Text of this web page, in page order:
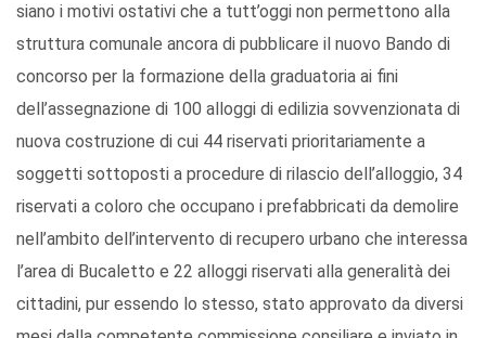
siano i motivi ostativi che a tutt’oggi non permettono alla
struttura comunale ancora di pubblicare il nuovo Bando di
concorso per la formazione della graduatoria ai fini
dell’assegnazione di 100 alloggi di edilizia sovvenzionata di
nuova costruzione di cui 44 riservati prioritariamente a
soggetti sottoposti a procedure di rilascio dell’alloggio, 34
riservati a coloro che occupano i prefabbricati da demolire
nell’ambito dell’intervento di recupero urbano che interessa
l’area di Bucaletto e 22 alloggi riservati alla generalità dei
cittadini, pur essendo lo stesso, stato approvato da diversi